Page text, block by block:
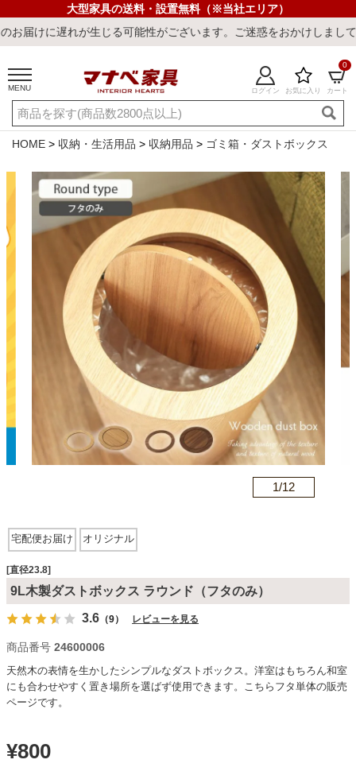
大型家具の送料・設置無料（※当社エリア）
じる可能性がございます。ご迷惑をおかけしまして誠に申し訳ござ
MENU ログイン お気に入り カート
0
ご利用ガイド 新規会員登録
店舗一覧 閲覧履歴
キーワード・商品番号で探す
最短発送 冷感ラグ ワークデスク ウィルトンラ
椅子・チェア
食器棚・キッチン収納
HOME 収納・生活用品 収納用品 ゴミ箱・ダストボックス
1/12
宅配便お届け オリジナル
[直径23.8]
9L木製ダストボックス ラウンド（フタのみ）
3.6 （9） レビューを見る
商品番号 24600006
天然木の表情を生かしたシンプルなダストボックス。洋室はもちろん和室
にも合わせやすく置き場所を選ばず使用できます。こちらフタ単体の販売
ページです。
¥800